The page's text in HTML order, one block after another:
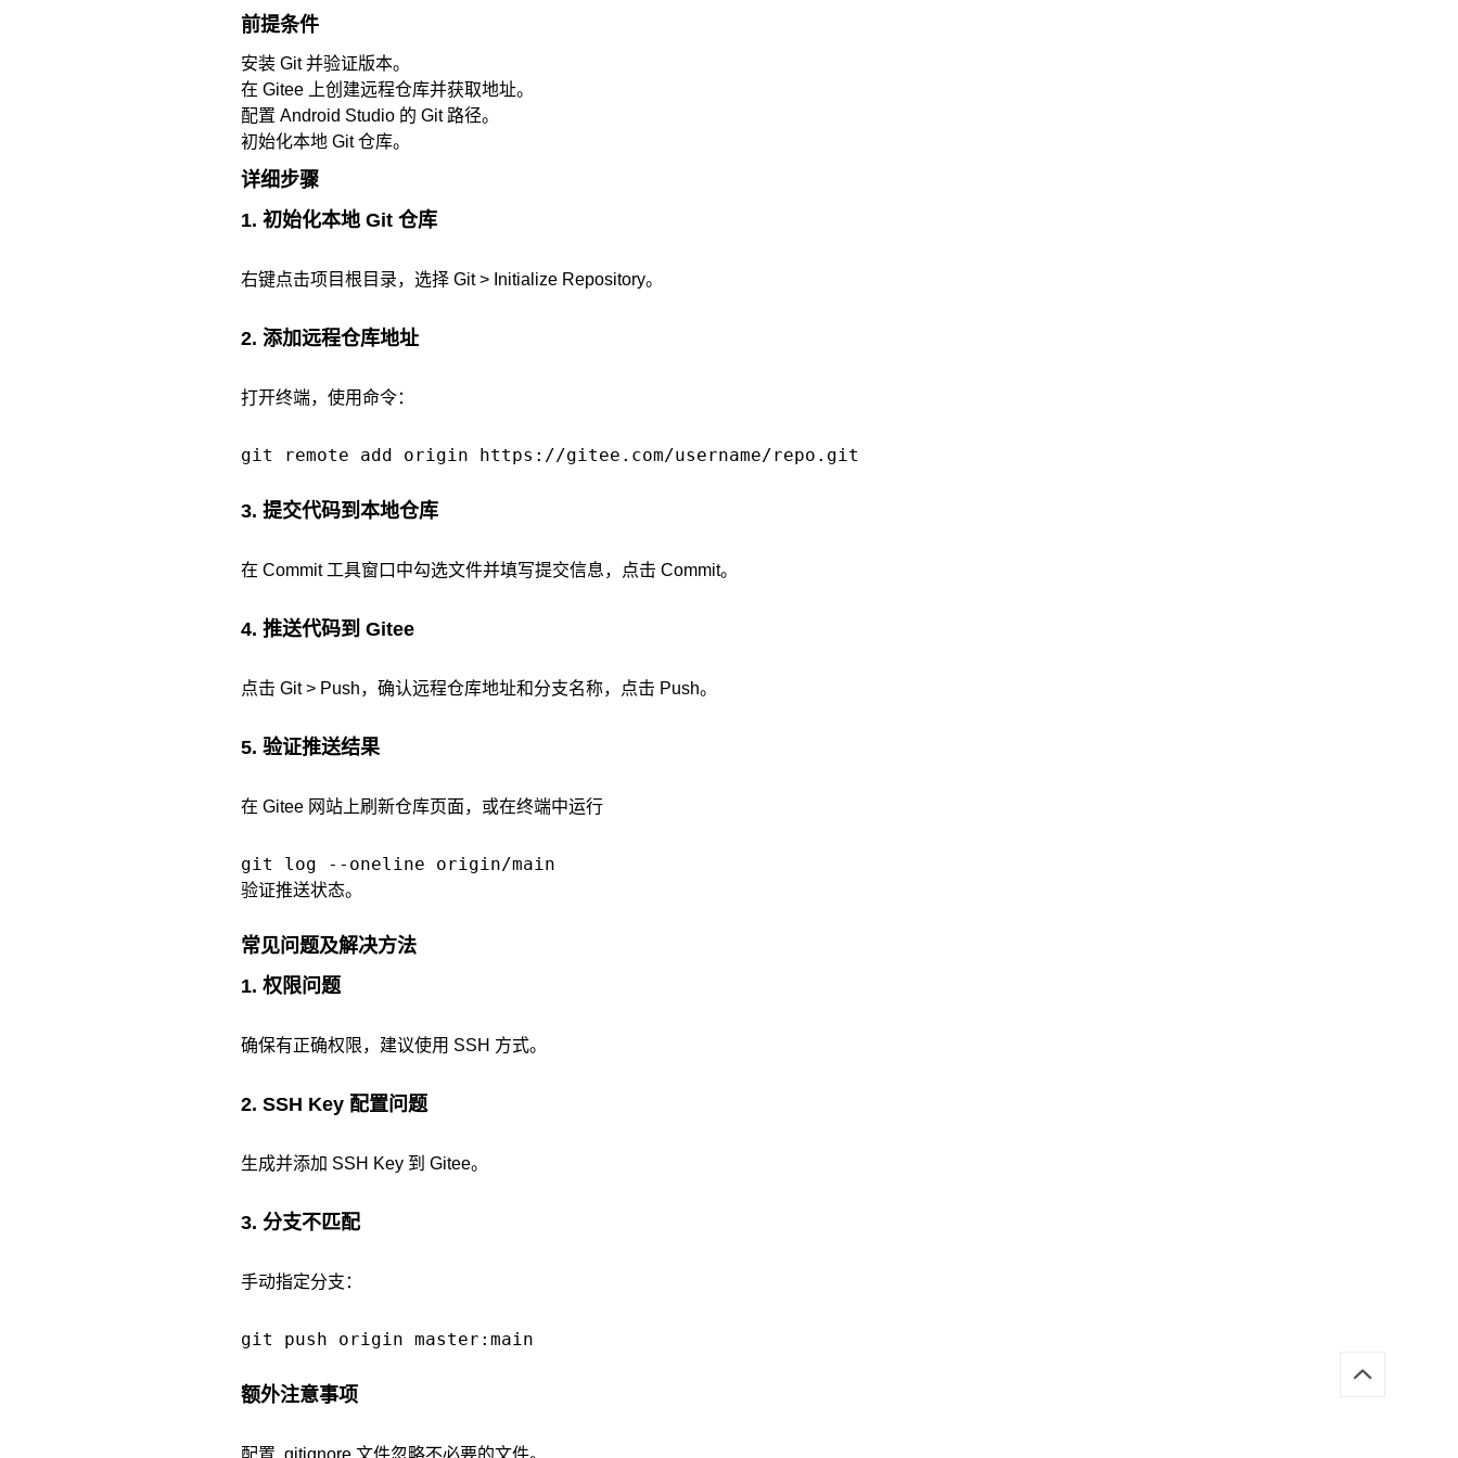
前提条件
安装 Git 并验证版本。
在 Gitee 上创建远程仓库并获取地址。
配置 Android Studio 的 Git 路径。
初始化本地 Git 仓库。
详细步骤
1. 初始化本地 Git 仓库
右键点击项目根目录，选择 Git > Initialize Repository。
2. 添加远程仓库地址
打开终端，使用命令：
git remote add origin https://gitee.com/username/repo.git
3. 提交代码到本地仓库
在 Commit 工具窗口中勾选文件并填写提交信息，点击 Commit。
4. 推送代码到 Gitee
点击 Git > Push，确认远程仓库地址和分支名称，点击 Push。
5. 验证推送结果
在 Gitee 网站上刷新仓库页面，或在终端中运行
git log --oneline origin/main
验证推送状态。
常见问题及解决方法
1. 权限问题
确保有正确权限，建议使用 SSH 方式。
2. SSH Key 配置问题
生成并添加 SSH Key 到 Gitee。
3. 分支不匹配
手动指定分支：
git push origin master:main
额外注意事项
配置 .gitignore 文件忽略不必要的文件。